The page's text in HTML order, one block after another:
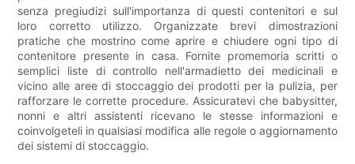
senza pregiudizi sull'importanza di questi contenitori e sul
loro corretto utilizzo. Organizzate brevi dimostrazioni
pratiche che mostrino come aprire e chiudere ogni tipo di
contenitore presente in casa. Fornite promemoria scritti o
semplici liste di controllo nell'armadietto dei medicinali e
vicino alle aree di stoccaggio dei prodotti per la pulizia, per
rafforzare le corrette procedure. Assicuratevi che babysitter,
nonni e altri assistenti ricevano le stesse informazioni e
coinvolgeteli in qualsiasi modifica alle regole o aggiornamento
dei sistemi di stoccaggio.